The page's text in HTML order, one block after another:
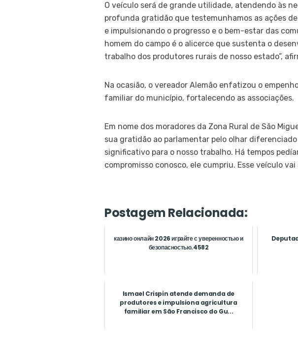
O veículo será de grande utilidade, atendendo às
profunda gratidão que testemunhamos as ações
e impulsionando o progresso e o bem-estar das
homem do campo é o alicerce que sustenta o
trabalho dos produtores rurais de nosso estado”,
Na ocasião, o vereador Alemão enfatizou o
familiar do município, fortalecendo as associações.
Em nome dos moradores da Zona Rural de São
sua gratidão ao parlamentar pelo olhar
significativo para o nosso trabalho. Há tempos
compromisso conosco, ele cumpriu. Esse veículo
Postagem Relacionada:
казино онлайн 2026 играйте с уверенностью и
безопасностью.4582
Ismael Crispin atende demanda de
produtores e impulsiona agricultura
familiar em São Francisco do Gu...